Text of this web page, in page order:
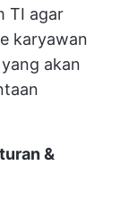
TI agar
karyawan
akan
&